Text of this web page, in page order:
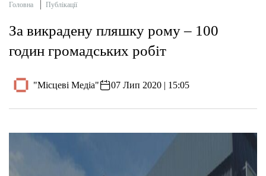
Головна Публікації
За викрадену пляшку рому – 100
годин громадських робіт
"Місцеві Медіа" 07 Лип 2020 | 15:05